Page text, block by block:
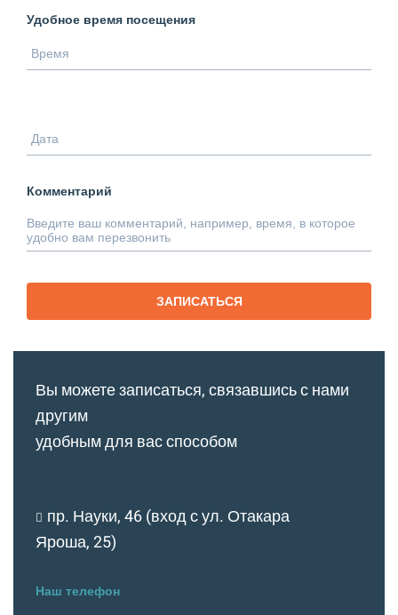
Удобное время посещения
Комментарий
ЗАПИСАТЬСЯ
Вы можете записаться, связавшись с нами
другим
удобным для вас способом
пр. Науки, 46 (вход с ул. Отакара
Яроша, 25)
Наш телефон